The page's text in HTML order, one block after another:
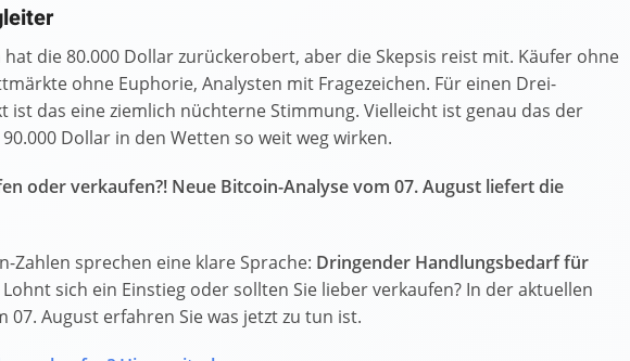
die 80.000 Dollar zurückerobert, aber die Skepsis reist mit. Käufer ohne
ohne Euphorie, Analysten mit Fragezeichen. Für einen Drei-
ist das eine ziemlich nüchterne Stimmung. Vielleicht ist genau das der
Dollar in den Wetten so weit weg wirken.
oder verkaufen?! Neue Bitcoin-Analyse vom 07. August liefert die
Zahlen sprechen eine klare Sprache: Dringender Handlungsbedarf für
Lohnt sich ein Einstieg oder sollten Sie lieber verkaufen? In der aktuellen
07. August erfahren Sie was jetzt zu tun ist.